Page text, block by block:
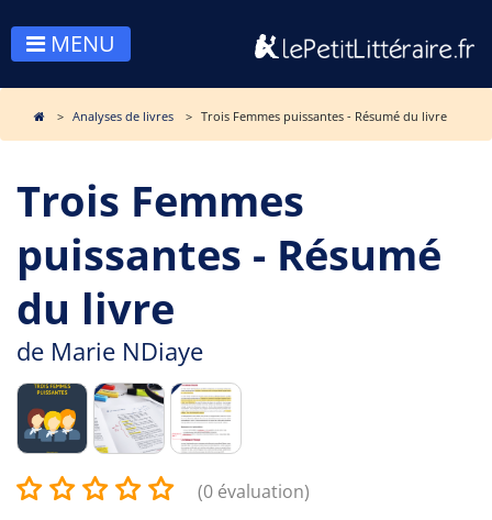
MENU
Analyses de livres Trois Femmes puissantes - Résumé du livre
Trois Femmes
puissantes - Résumé
du livre
de Marie NDiaye
(0 évaluation)